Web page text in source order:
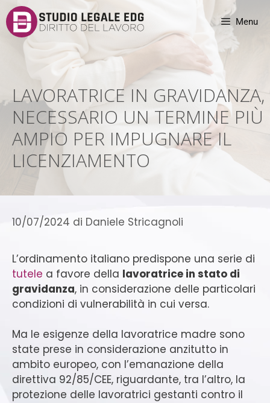
Menu
LAVORATRICE IN GRAVIDANZA,
NECESSARIO UN TERMINE PIÙ
AMPIO PER IMPUGNARE IL
LICENZIAMENTO
10/07/2024 di Daniele Stricagnoli
L’ordinamento italiano predispone una serie di
tutele a favore della lavoratrice in stato di
gravidanza, in considerazione delle particolari
condizioni di vulnerabilità in cui versa.
Ma le esigenze della lavoratrice madre sono
state prese in considerazione anzitutto in
ambito europeo, con l’emanazione della
direttiva 92/85/CEE, riguardante, tra l’altro, la
protezione delle lavoratrici gestanti contro il